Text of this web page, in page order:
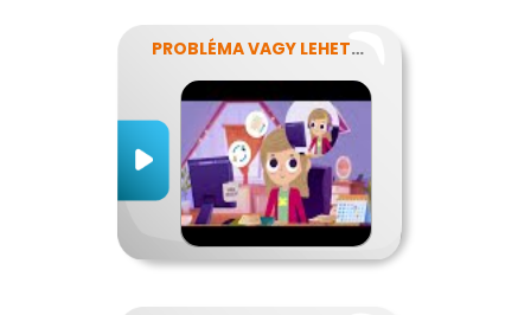
PROBLÉMA VAGY LEHETŐSÉG?